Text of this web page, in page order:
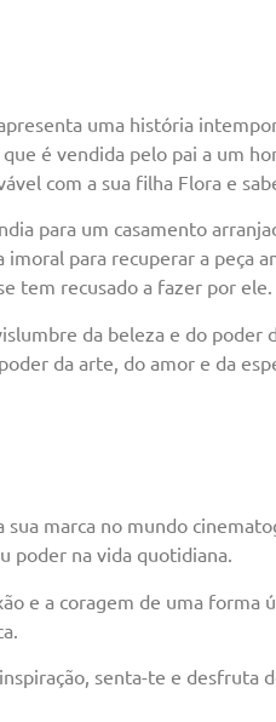
uma história
é vendida pelo pai a um
com a sua filha Flora e
para um casamento
para recuperar a peça
tem recusado a fazer por
da beleza e do poder
da arte, do amor e da
marca no mundo
poder na vida quotidiana.
e a coragem de uma
senta-te e desfruta